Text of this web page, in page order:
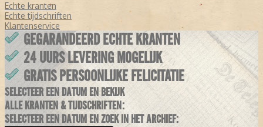
Echte kranten
Echte tijdschriften
Klantenservice
GEGARANDEERD ECHTE KRANTEN
24 UURS LEVERING MOGELIJK
GRATIS PERSOONLIJKE FELICITATIE
SELECTEER EEN DATUM EN BEKIJK
ALLE KRANTEN & TIJDSCHRIFTEN:
SELECTEER EEN DATUM EN ZOEK IN HET ARCHIEF: